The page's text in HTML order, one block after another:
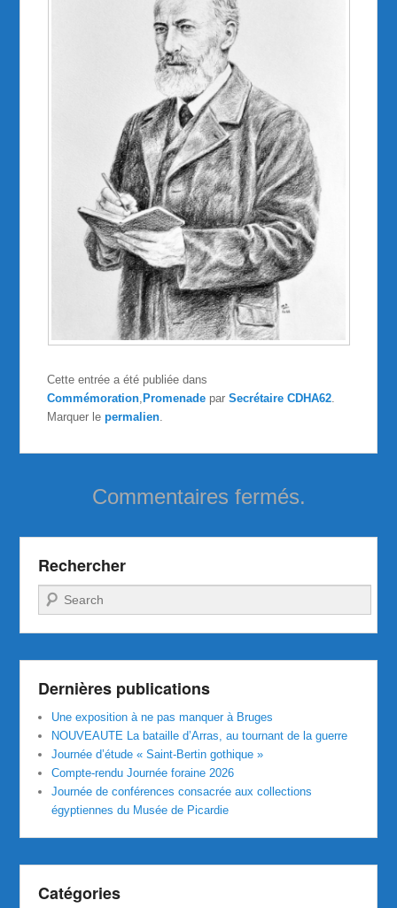
Cette entrée a été publiée dans
Commémoration ,Promenade parSecrétaire CDHA62
Marquer lepermalien
Commentaires fermés.
Rechercher
Recherche
Dernières publications
Une exposition à ne pas manquer à Bruges
NOUVEAUTE La bataille d’Arras, au tournant de la guerre
Journée d’étude « Saint-Bertin gothique »
Compte-rendu Journée foraine 2026
Journée de conférences consacrée aux collections
égyptiennes du Musée de Picardie
Catégories